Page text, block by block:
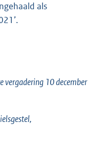
als
vergadering 10 december